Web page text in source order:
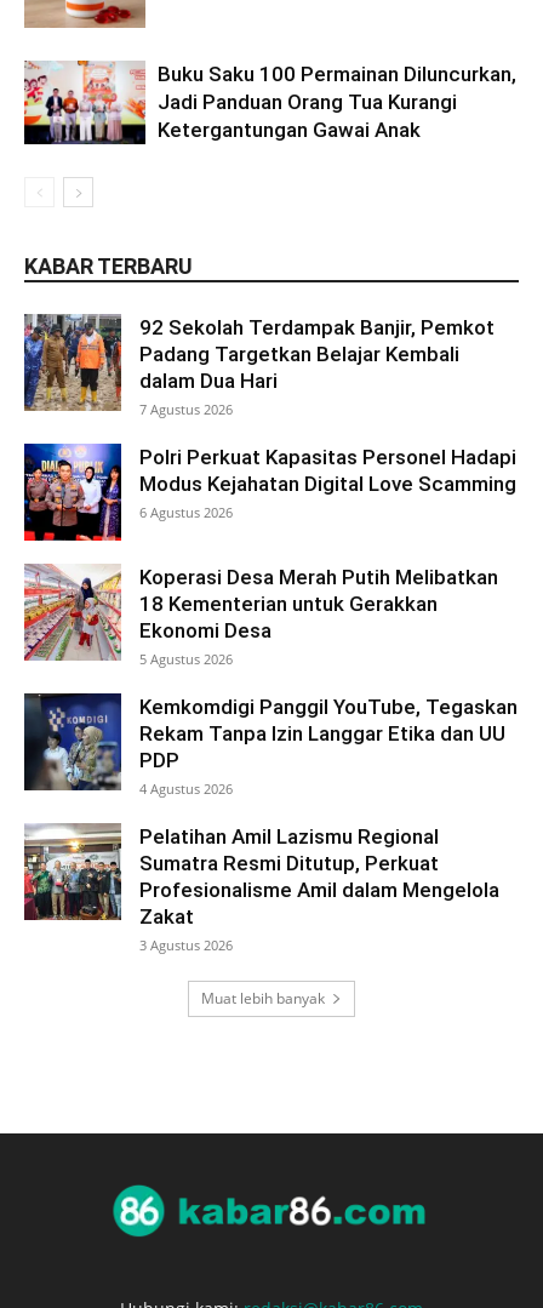
Buku Saku 100 Permainan Diluncurkan,
Jadi Panduan Orang Tua Kurangi
Ketergantungan Gawai Anak
KABAR TERBARU
92 Sekolah Terdampak Banjir, Pemkot
Padang Targetkan Belajar Kembali
dalam Dua Hari
7 Agustus 2026
Polri Perkuat Kapasitas Personel Hadapi
Modus Kejahatan Digital Love Scamming
6 Agustus 2026
Koperasi Desa Merah Putih Melibatkan
18 Kementerian untuk Gerakkan
Ekonomi Desa
5 Agustus 2026
Kemkomdigi Panggil YouTube, Tegaskan
Rekam Tanpa Izin Langgar Etika dan UU
PDP
4 Agustus 2026
Pelatihan Amil Lazismu Regional
Sumatra Resmi Ditutup, Perkuat
Profesionalisme Amil dalam Mengelola
Zakat
3 Agustus 2026
Muat lebih banyak